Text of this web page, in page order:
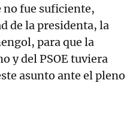
no fue suficiente,
de la presidenta, la
para que la
y del PSOE tuviera
asunto ante el pleno